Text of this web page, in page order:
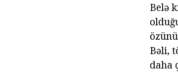
Belə
Bəli,
daha